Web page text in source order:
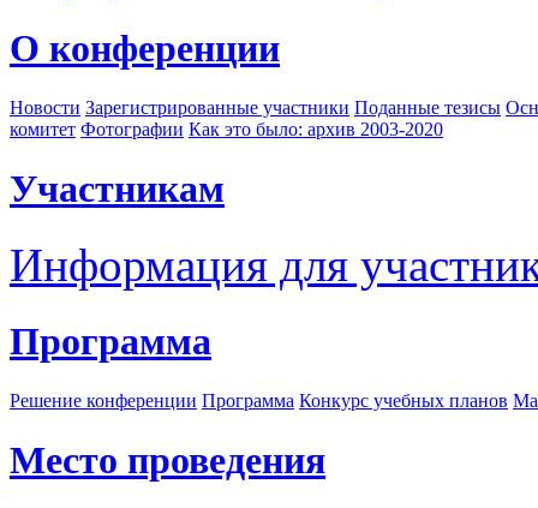
О конференции
Новости Зарегистрированные участники Поданные тезисы
комитет Фотографии Как это было: архив 2003-2020
Участникам
Информация для
Программа
Решение конференции Программа Конкурс учебных планов
Место проведения